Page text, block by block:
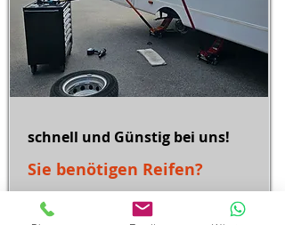
schnell und Günstig bei uns!
Sie benötigen Reifen?
zum Service